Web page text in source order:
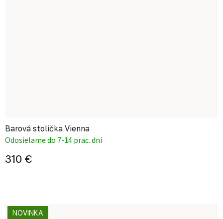
Barová stolička Vienna
Odosielame do 7-14 prac. dní
310 €
NOVINKA